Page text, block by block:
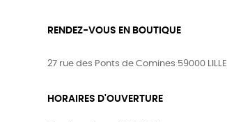
RENDEZ-VOUS EN BOUTIQUE
27 rue des Ponts de Comines 59000 LILLE
HORAIRES D'OUVERTURE